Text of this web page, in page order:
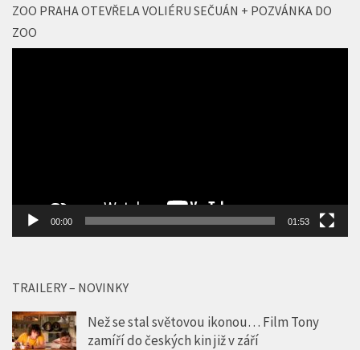
ZOO PRAHA OTEVŘELA VOLIÉRU SEČUÁN + POZVÁNKA DO
ZOO
00:00 01:53
TRAILERY – NOVINKY
Než se stal světovou ikonou… Film Tony
zamíří do českých kin již v září